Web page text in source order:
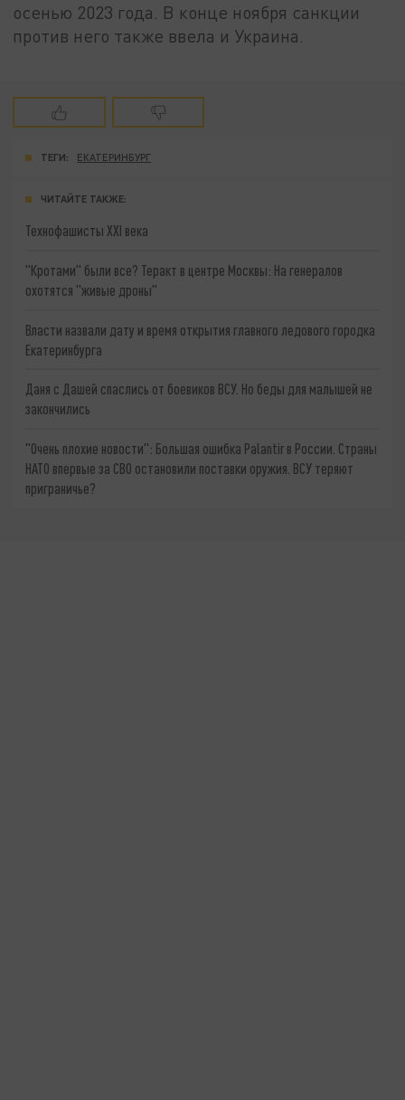
осенью 2023 года. В конце ноября санкции
против него также ввела и Украина.
ТЕГИ: ЕКАТЕРИНБУРГ
ЧИТАЙТЕ ТАКЖЕ:
Технофашисты XXI века
"Кротами" были все? Теракт в центре Москвы: На генералов
охотятся "живые дроны"
Власти назвали дату и время открытия главного ледового городка
Екатеринбурга
Даня с Дашей спаслись от боевиков ВСУ. Но беды для малышей не
закончились
"Очень плохие новости": Большая ошибка Palantir в России. Страны
НАТО впервые за СВО остановили поставки оружия. ВСУ теряют
приграничье?